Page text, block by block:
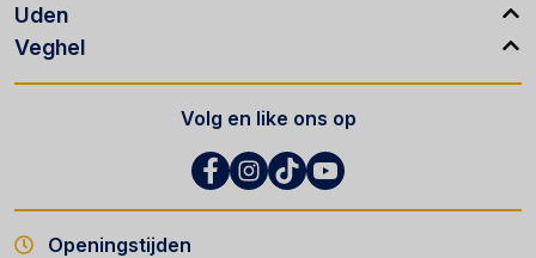
Uden
Veghel
Volg en like ons op
Openingstijden